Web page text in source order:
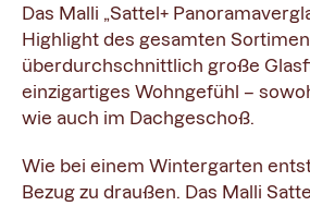
Das Malli „Sattel+
Highlight des gesamten
überdurchschnittlich große
einzigartiges Wohngefühl –
wie auch im Dachgeschoß.
Wie bei einem Wintergarten
Bezug zu draußen. Das Malli